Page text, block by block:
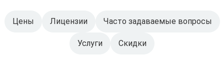
Цены Лицензии Часто задаваемые вопросы
Услуги Скидки